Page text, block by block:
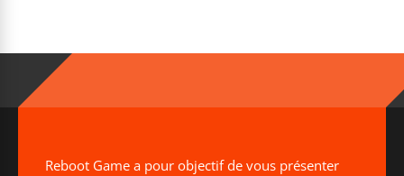
Reboot Game a pour objectif de vous présenter